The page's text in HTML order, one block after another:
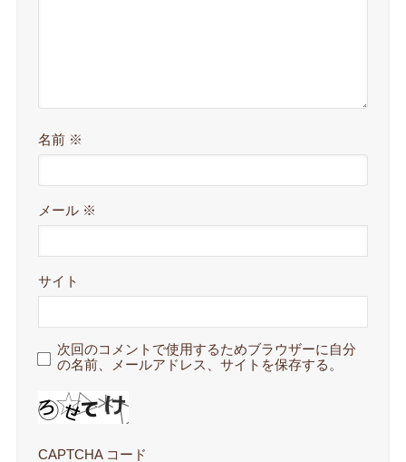
名前 ※
メール ※
サイト
次回のコメントで使用するためブラウザーに自分
の名前、メールアドレス、サイトを保存する。
CAPTCHA コード